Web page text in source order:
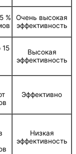
%
Очень высокая
эффективность
15
Высокая
эффективность
Эффективно
Низкая
эффективность